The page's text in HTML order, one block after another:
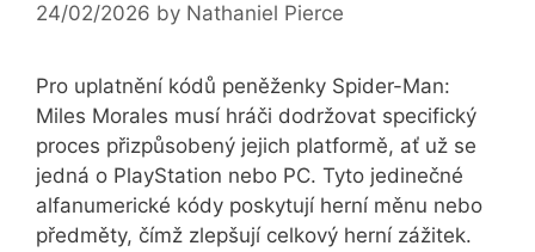
24/02/2026 by Nathaniel Pierce
Pro uplatnění kódů peněženky Spider-Man:
Miles Morales musí hráči dodržovat specifický
proces přizpůsobený jejich platformě, ať už se
jedná o PlayStation nebo PC. Tyto jedinečné
alfanumerické kódy poskytují herní měnu nebo
předměty, čímž zlepšují celkový herní zážitek.